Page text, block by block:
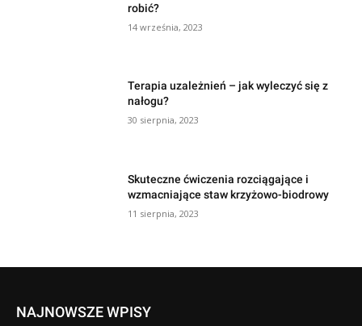
robić?
14 września, 2023
Terapia uzależnień – jak wyleczyć się z
nałogu?
30 sierpnia, 2023
Skuteczne ćwiczenia rozciągające i
wzmacniające staw krzyżowo-biodrowy
11 sierpnia, 2023
NAJNOWSZE WPISY